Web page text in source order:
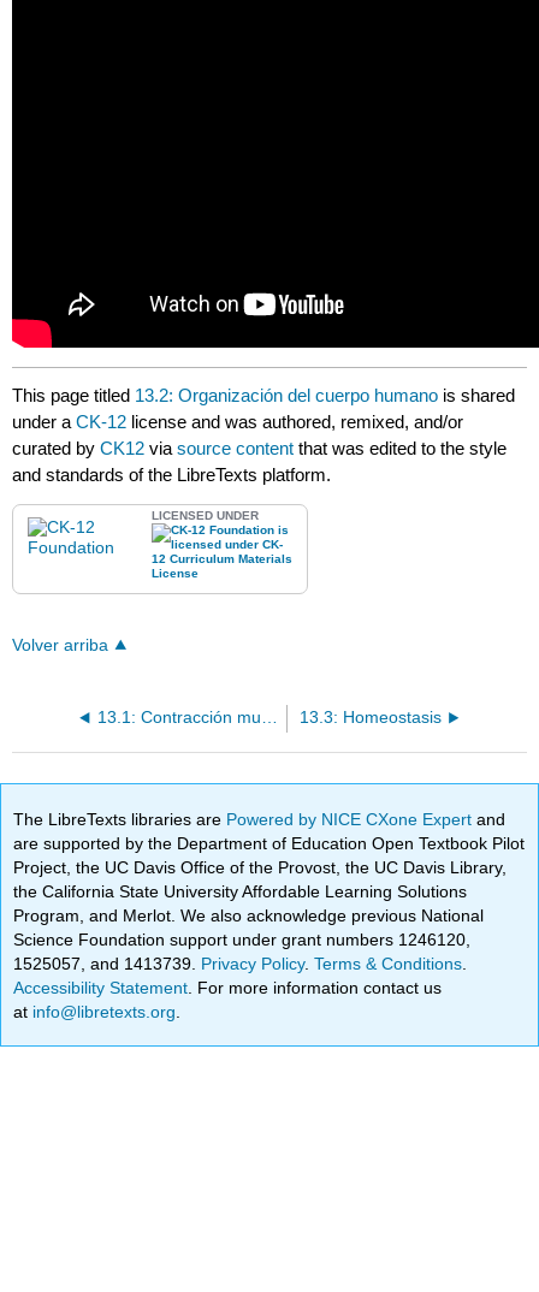
This page titled 13.2: Organización del cuerpo humano is shared
under aCK-12 license and was authored, remixed, and/or
curated byCK12 viasource content that was edited to the style
and standards of the LibreTexts platform.
LICENSED UNDER
Volver arriba
13.1: Contracción muscular 13.3: Homeostasis
The LibreTexts libraries are Powered by NICE CXone Expertand
are supported by the Department of Education Open Textbook Pilot
Project, the UC Davis Office of the Provost, the UC Davis Library,
the California State University Affordable Learning Solutions
Program, and Merlot. We also acknowledge previous National
Science Foundation support under grant numbers 1246120,
1525057, and 1413739. Privacy Policy.Terms & Conditions
Accessibility Statement . For more information contact us
at info@libretexts.org